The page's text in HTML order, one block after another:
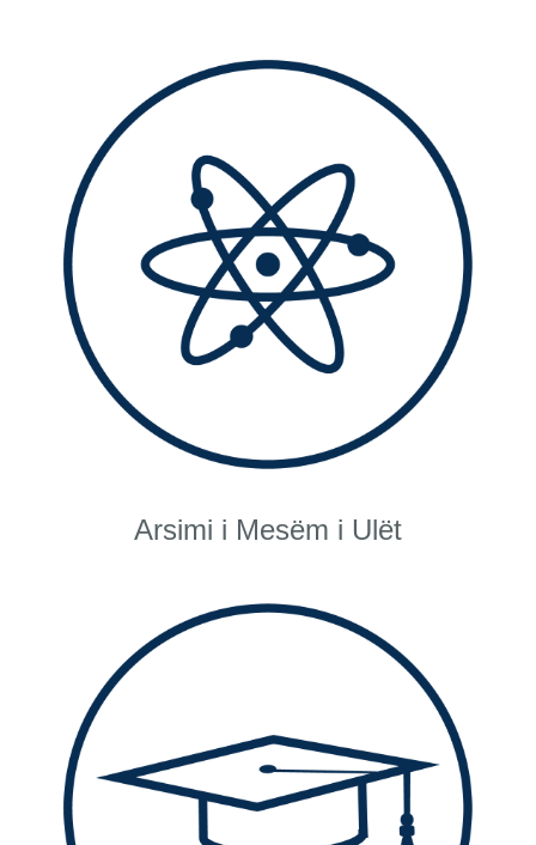
Arsimi i Mesëm i Ulët